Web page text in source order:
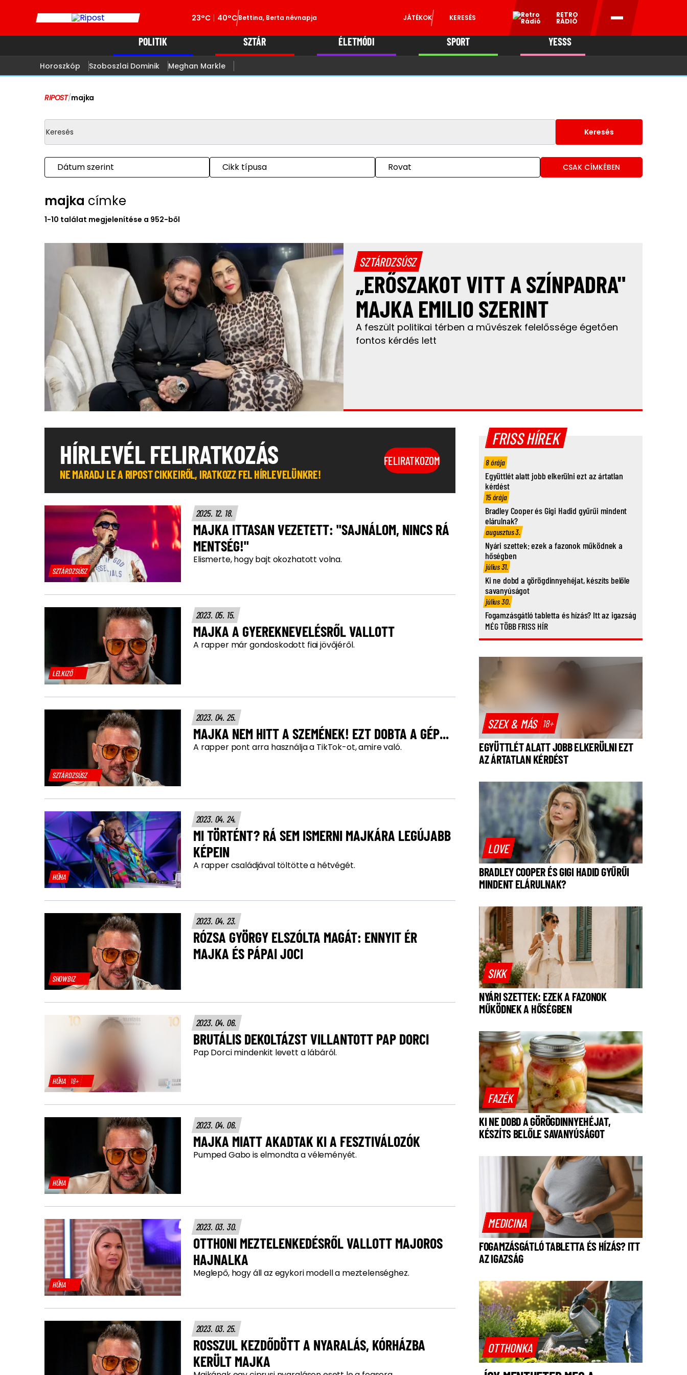
23°C 40°CBettina, Berta névnapja JÁTÉKOK KERESÉS RETRO
RÁDIÓ
POLITIK SZTÁR ÉLETMÓDI SPORT YESSS
Horoszkóp Szoboszlai Dominik Meghan Markle
RIPOST/majka
Keresés
Dátum szerint Cikk típusa Rovat CSAK CÍMKÉBEN
majka címke
1-10 találat megjelenítése a 952-ből
SZTÁRDZSÚSZ
„ERŐSZAKOT VITT A SZÍNPADRA"
MAJKA EMILIO SZERINT
A feszült politikai térben a művészek felelőssége égetően
fontos kérdés lett
HÍRLEVÉL FELIRATKOZÁS
NE MARADJ LE A RIPOST CIKKEIRŐL, IRATKOZZ FEL HÍRLEVELÜNKRE!
FELIRATKOZOM
SZTÁRDZSÚSZ
2025. 12. 18.
MAJKA ITTASAN VEZETETT: "SAJNÁLOM, NINCS RÁ
MENTSÉG!"
Elismerte, hogy bajt okozhatott volna.
LELKIZŐ
2023. 05. 15.
MAJKA A GYEREKNEVELÉSRŐL VALLOTT
A rapper már gondoskodott fiai jövőjéről.
SZTÁRDZSÚSZ
2023. 04. 25.
MAJKA NEM HITT A SZEMÉNEK! EZT DOBTA A GÉP...
A rapper pont arra használja a TikTok-ot, amire való.
HŰHA
2023. 04. 24.
MI TÖRTÉNT? RÁ SEM ISMERNI MAJKÁRA LEGÚJABB
KÉPEIN
A rapper családjával töltötte a hétvégét.
SHOWBIZ
2023. 04. 23.
RÓZSA GYÖRGY ELSZÓLTA MAGÁT: ENNYIT ÉR
MAJKA ÉS PÁPAI JOCI
HŰHA 18+
2023. 04. 06.
BRUTÁLIS DEKOLTÁZST VILLANTOTT PAP DORCI
Pap Dorci mindenkit levett a lábáról.
HŰHA
2023. 04. 06.
MAJKA MIATT AKADTAK KI A FESZTIVÁLOZÓK
Pumped Gabo is elmondta a véleményét.
HŰHA
2023. 03. 30.
OTTHONI MEZTELENKEDÉSRŐL VALLOTT MAJOROS
HAJNALKA
Meglepő, hogy áll az egykori modell a meztelenséghez.
2023. 03. 25.
ROSSZUL KEZDŐDÖTT A NYARALÁS, KÓRHÁZBA
KERÜLT MAJKA
FRISS HÍREK
8 órája
Együttlét alatt jobb elkerülni ezt az ártatlan
kérdést
15 órája
Bradley Cooper és Gigi Hadid gyűrűi mindent
elárulnak?
augusztus 3.
Nyári szettek: ezek a fazonok működnek a
hőségben
július 31.
Ki ne dobd a görögdinnyehéjat, készíts belőle
savanyúságot
július 30.
Fogamzásgátló tabletta és hízás? Itt az igazság
MÉG TÖBB FRISS HÍR
SZEX & MÁS 18+
EGYÜTTLÉT ALATT JOBB ELKERÜLNI EZT
AZ ÁRTATLAN KÉRDÉST
LOVE
BRADLEY COOPER ÉS GIGI HADID GYŰRŰI
MINDENT ELÁRULNAK?
SIKK
NYÁRI SZETTEK: EZEK A FAZONOK
MŰKÖDNEK A HŐSÉGBEN
FAZÉK
KI NE DOBD A GÖRÖGDINNYEHÉJAT,
KÉSZÍTS BELŐLE SAVANYÚSÁGOT
MEDICINA
FOGAMZÁSGÁTLÓ TABLETTA ÉS HÍZÁS? ITT
AZ IGAZSÁG
OTTHONKA